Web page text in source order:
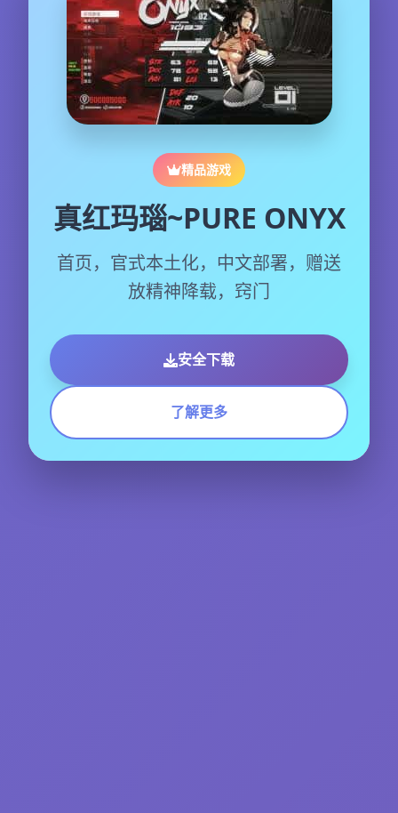
精品游戏
真红玛瑙~PURE ONYX
首页，官式本土化，中文部署，赠送
放精神降载，窍门
安全下载
了解更多